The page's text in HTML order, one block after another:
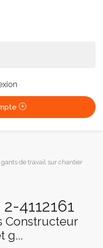
de travail sur chantier
4112161
Constructeur
g...